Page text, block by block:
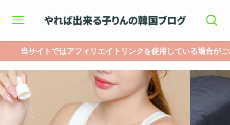
サイトではアフィリエイトリンクを使用している場合がござい